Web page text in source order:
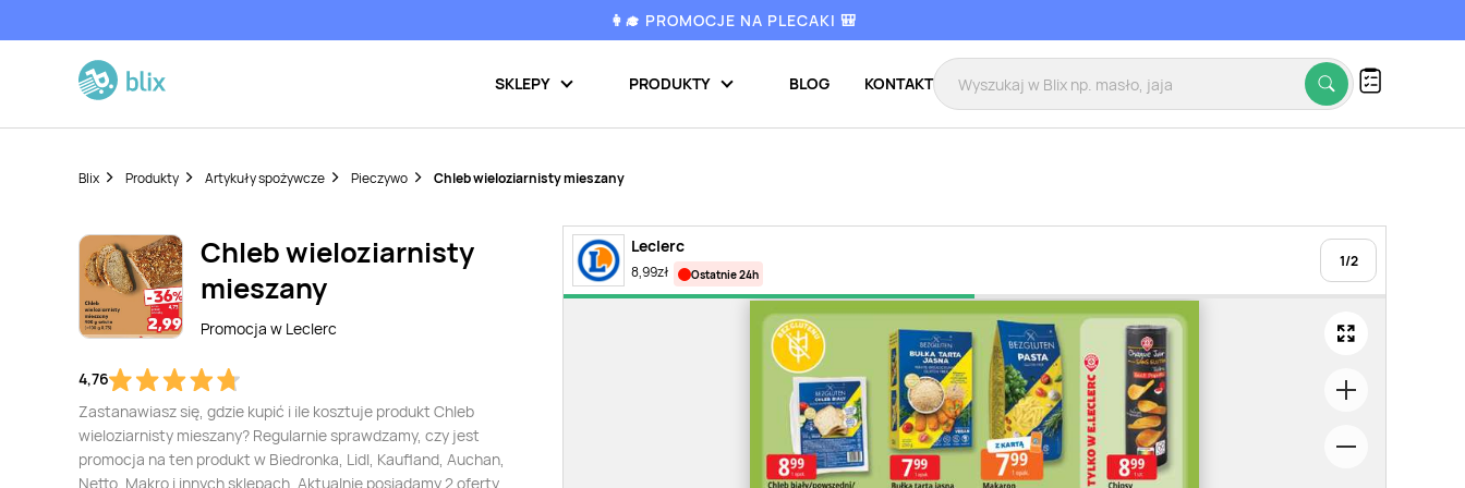
👩‍🎓 PROMOCJE NA PLECAKI 🎒
SKLEPY PRODUKTY BLOG KONTAKT
Blix Produkty Artykuły spożywcze Pieczywo Chleb wieloziarnisty mieszany
Chleb wieloziarnisty
mieszany
Promocja w Leclerc
4,76
Zastanawiasz się, gdzie kupić i ile kosztuje produkt Chleb
wieloziarnisty mieszany? Regularnie sprawdzamy, czy jest
promocja na ten produkt w Biedronka, Lidl, Kaufland, Auchan,
Netto, Makro i innych sklepach. Aktualnie posiadamy 2 oferty
Leclerc
8,99zł ostatnie 24h
1/2